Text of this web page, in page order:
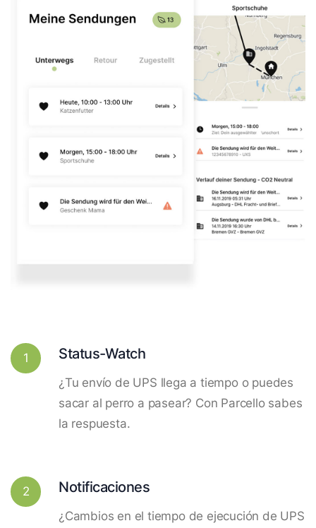
1 Status-Watch
¿Tu envío de UPS llega a tiempo o puedes
sacar al perro a pasear? Con Parcello sabes
la respuesta.
2 Notificaciones
¿Cambios en el tiempo de ejecución de UPS